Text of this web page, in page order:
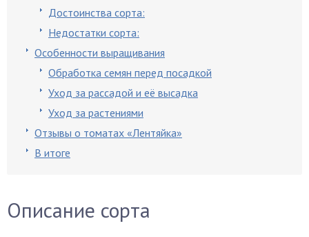
Достоинства сорта:
Недостатки сорта:
Особенности выращивания
Обработка семян перед посадкой
Уход за рассадой и её высадка
Уход за растениями
Отзывы о томатах «Лентяйка»
В итоге
Описание сорта